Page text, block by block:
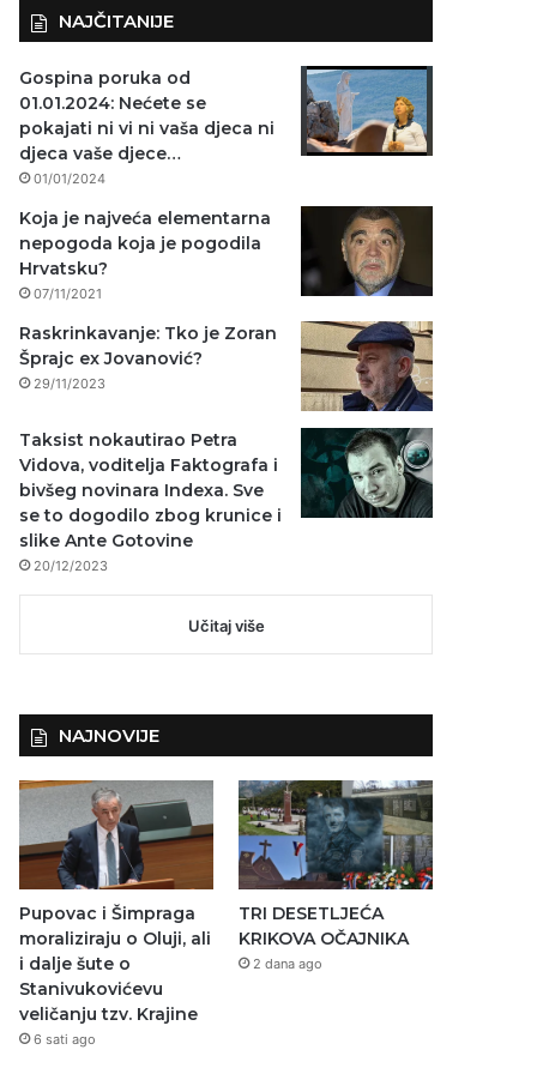
NAJČITANIJE
Gospina poruka od
01.01.2024: Nećete se
pokajati ni vi ni vaša djeca ni
djeca vaše djece…
01/01/2024
Koja je najveća elementarna
nepogoda koja je pogodila
Hrvatsku?
07/11/2021
Raskrinkavanje: Tko je Zoran
Šprajc ex Jovanović?
29/11/2023
Taksist nokautirao Petra
Vidova, voditelja Faktografa i
bivšeg novinara Indexa. Sve
se to dogodilo zbog krunice i
slike Ante Gotovine
20/12/2023
Učitaj više
NAJNOVIJE
Pupovac i Šimpraga
moraliziraju o Oluji, ali
i dalje šute o
Stanivukovićevu
veličanju tzv. Krajine
6 sati ago
TRI DESETLJEĆA
KRIKOVA OČAJNIKA
2 dana ago